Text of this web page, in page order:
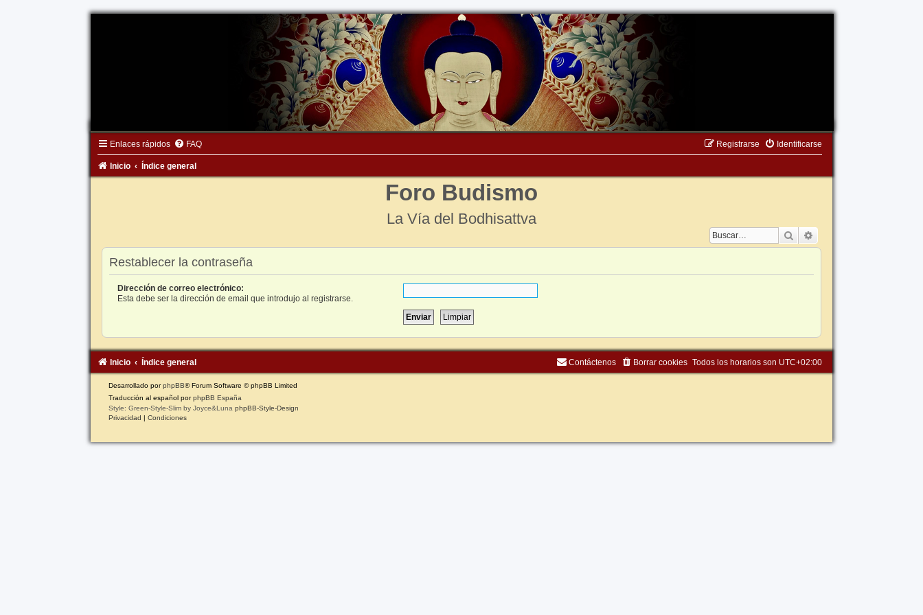
Enlaces rápidos FAQ Identificarse
Registrarse
Inicio Índice general
Foro Budismo
La Vía del Bodhisattva
Buscar
Restablecer la contraseña
Dirección de correo electrónico:
Esta debe ser la dirección de email que introdujo al registrarse.
Inicio Índice general Todos los horarios son UTC+02:00
Borrar cookies
Contáctenos
Desarrollado porphpBB® Forum Software © phpBB Limited
Traducción al español porphpBB España
Style: Green-Style-Slim by Joyce&Luna phpBB-Style-Design
Privacidad | Condiciones